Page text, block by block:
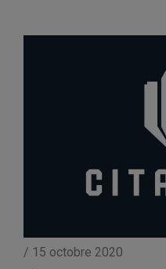
/ 15 octobre 2020